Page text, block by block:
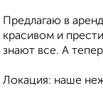
Предлагаю в
красивом и
знают все. А
Локация: наше